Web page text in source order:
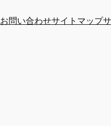
お問い合わせサイトマップ